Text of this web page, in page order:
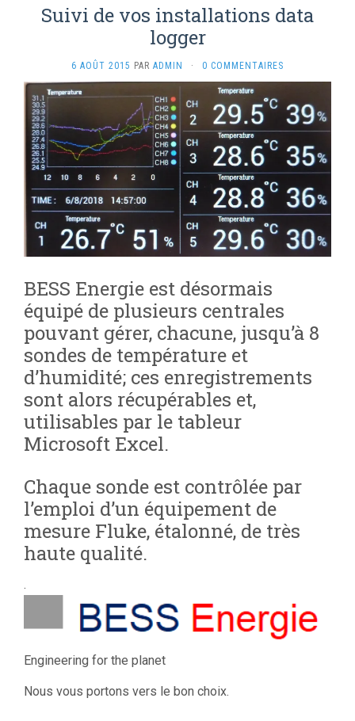
Suivi de vos installations data
logger
6 AOÛT 2015 PAR ADMIN · 0 COMMENTAIRES
BESS Energie est désormais
équipé de plusieurs centrales
pouvant gérer, chacune, jusqu’à 8
sondes de température et
d’humidité; ces enregistrements
sont alors récupérables et,
utilisables par le tableur
Microsoft Excel.
Chaque sonde est contrôlée par
l’emploi d’un équipement de
mesure Fluke, étalonné, de très
haute qualité.
.
Engineering for the planet
Nous vous portons vers le bon choix.